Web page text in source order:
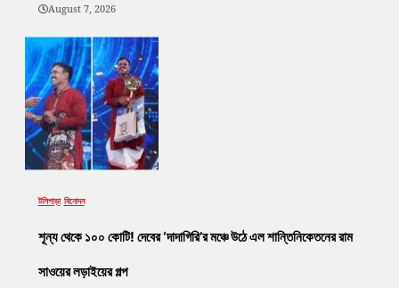
August 7, 2026
টলিপাড়া বিনোদন
শূন্য থেকে ১০০ কোটি! দেবের ‘দাদাগিরি’র মঞ্চে উঠে এল শান্তিনিকেতনের রাম
সাওয়ের লড়াইয়ের গল্প